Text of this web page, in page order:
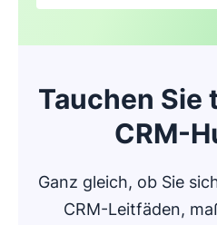
Tauchen Sie
CRM-
Ganz gleich, ob Sie
CRM-Leitfäden,